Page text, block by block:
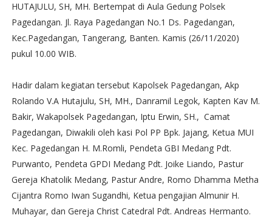
HUTAJULU, SH, MH. Bertempat di Aula Gedung Polsek
Pagedangan. Jl. Raya Pagedangan No.1 Ds. Pagedangan,
Kec.Pagedangan, Tangerang, Banten. Kamis (26/11/2020)
pukul 10.00 WIB.
Hadir dalam kegiatan tersebut Kapolsek Pagedangan, Akp
Rolando V.A Hutajulu, SH, MH., Danramil Legok, Kapten Kav M.
Bakir, Wakapolsek Pagedangan, Iptu Erwin, SH., Camat
Pagedangan, Diwakili oleh kasi Pol PP Bpk. Jajang, Ketua MUI
Kec. Pagedangan H. M.Romli, Pendeta GBI Medang Pdt.
Purwanto, Pendeta GPDI Medang Pdt. Joike Liando, Pastur
Gereja Khatolik Medang, Pastur Andre, Romo Dhamma Metha
Cijantra Romo Iwan Sugandhi, Ketua pengajian Almunir H.
Muhayar, dan Gereja Christ Catedral Pdt. Andreas Hermanto.